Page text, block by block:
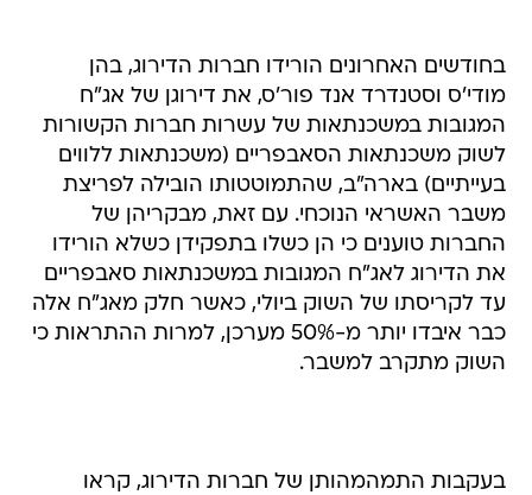
בחודשים האחרונים הורידו חברות הדירוג, בהן
מודי'ס וסטנדרד אנד פור'ס, את דירוגן של אג"ח
המגובות במשכנתאות של עשרות חברות הקשורות
לשוק משכנתאות הסאבפריים (משכנתאות ללווים
בעייתיים) בארה"ב, שהתמוטטותו הובילה לפריצת
משבר האשראי הנוכחי. עם זאת, מבקריהן של
החברות טוענים כי הן כשלו בתפקידן כשלא הורידו
את הדירוג לאג"ח המגובות במשכנתאות סאבפריים
עד לקריסתו של השוק ביולי, כאשר חלק מאג"ח אלה
כבר איבדו יותר מ-50% מערכן, למרות ההתראות כי
השוק מתקרב למשבר.
בעקבות התמהמהותן של חברות הדירוג, קראו